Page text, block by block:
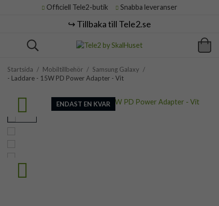
Officiell Tele2-butik Snabba leveranser
↪️ Tillbaka till Tele2.se
Startsida / Mobiltillbehör / Samsung Galaxy /
- Laddare - 15W PD Power Adapter - Vit
ENDAST EN KVAR